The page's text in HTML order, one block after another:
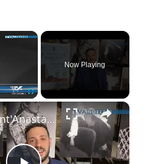
×
Fullscreen
Now Playing
×
Motta Sant'Anastasia. L'omaggio al tenore mottese Giuseppe Di Stefano nel giorno della sua nascita.